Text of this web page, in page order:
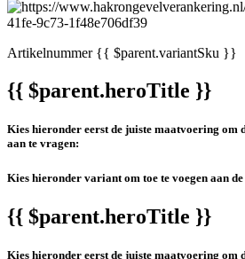
Artikelnummer{{ $parent.variantSku }}
{{ $parent.heroTitle }}
Kies hieronder eerst de juiste maatvoering om
aan te vragen:
Kies hieronder variant om toe te voegen aan
{{ $parent.heroTitle }}
Kies hieronder eerst de juiste maatvoering om